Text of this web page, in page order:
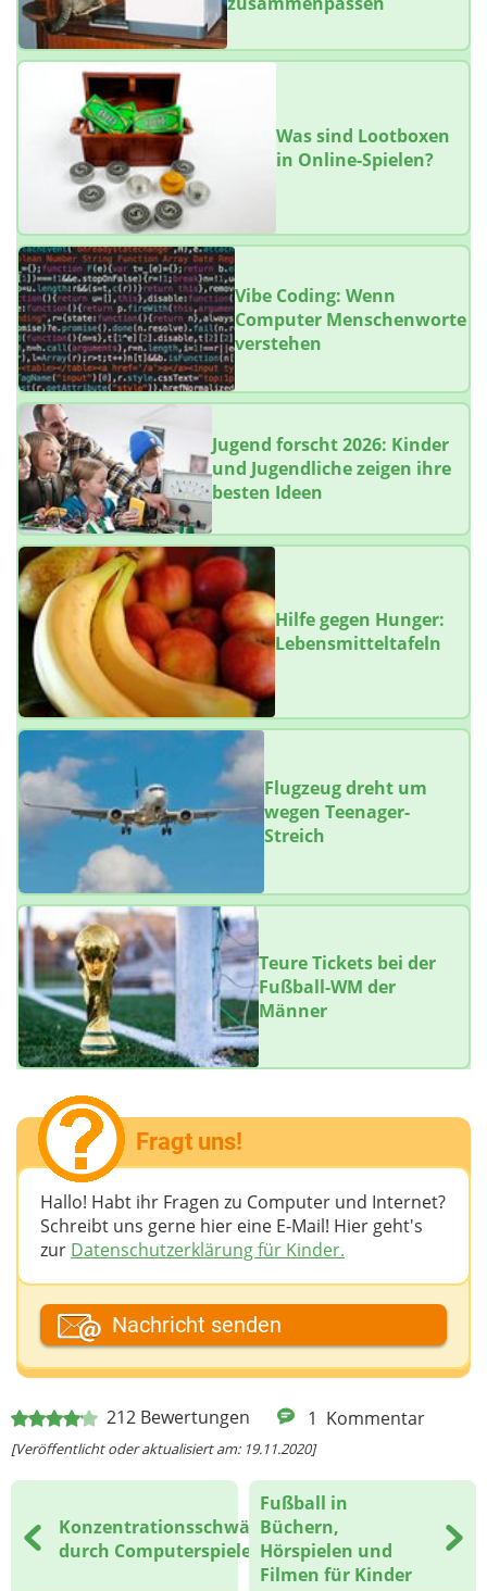
212 Bewertungen 1 Kommentar
[Veröffentlicht oder aktualisiert am: 19.11.2020]
Konzentrationsschwäche
durch Computerspiele?
Fußball in
Büchern,
Hörspielen und
Filmen für Kinder
Was sind Lootboxen
in Online-Spielen?
Vibe Coding: Wenn
Computer Menschenworte
verstehen
Jugend forscht 2026: Kinder
und Jugendliche zeigen ihre
besten Ideen
Hilfe gegen Hunger:
Lebensmitteltafeln
Flugzeug dreht um
wegen Teenager-
Streich
Teure Tickets bei der
Fußball-WM der
Männer
Fragt uns!
Hallo! Habt ihr Fragen zu Computer und Internet?
Schreibt uns gerne hier eine E-Mail! Hier geht's
zur Datenschutzerklärung für Kinder.
Dein Fantasiename
Deine E-Mail-Adresse (wenn du eine Antwort
möchtest)
Deine Nachricht
Nachricht senden